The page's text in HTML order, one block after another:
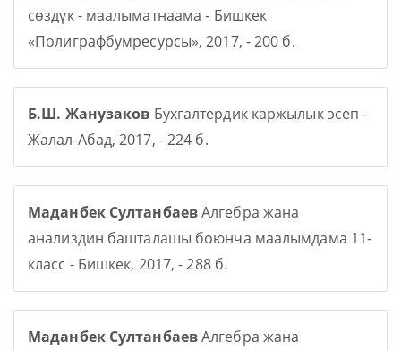
сөздүк - маалыматнаама - Бишкек
«Полиграфбумресурсы», 2017, - 200 б.
Б.Ш. Жанузаков Бухгалтердик каржылык эсеп -
Жалал-Абад, 2017, - 224 б.
Маданбек СултанбаевАлгебра жана
анализдин башталашы боюнча маалымдама 11-
класс - Бишкек, 2017, - 288 б.
Маданбек СултанбаевАлгебра жана